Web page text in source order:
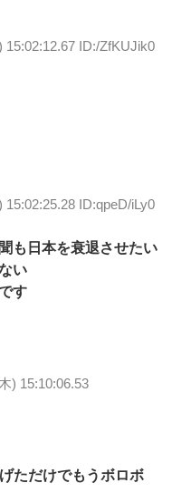
15:02:12.67 ID:/ZfKUJik0
15:02:25.28 ID:qpeD/iLy0
も日本を衰退させたい
い
す
) 15:10:06.53
ただけでもうボロボ